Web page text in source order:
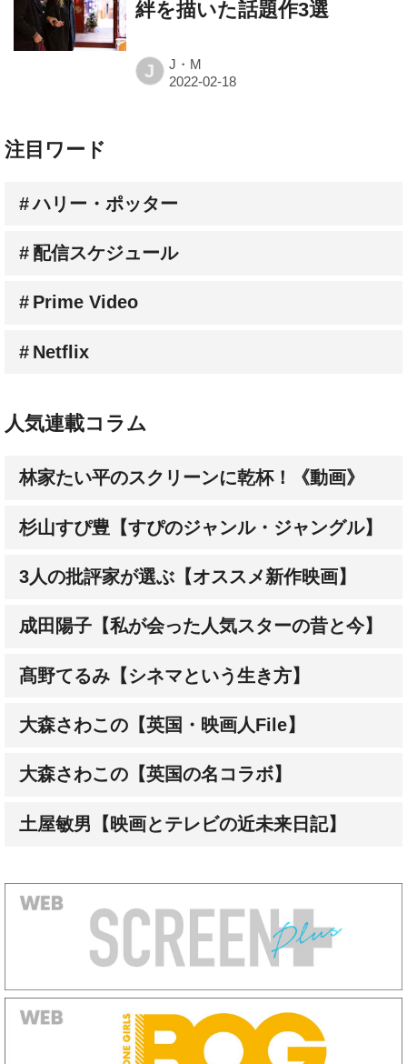
絆を描いた話題作3選
J J・M
注目ワード
ハリー・ポッター
配信スケジュール
Prime Video
Netflix
人気連載コラム
林家たい平のスクリーンに乾杯！《動画》
杉山すぴ豊【すぴのジャンル・ジャングル】
3人の批評家が選ぶ【オススメ新作映画】
成田陽子【私が会った人気スターの昔と今】
髙野てるみ【シネマという生き方】
大森さわこの【英国・映画人File】
大森さわこの【英国の名コラボ】
土屋敏男【映画とテレビの近未来日記】